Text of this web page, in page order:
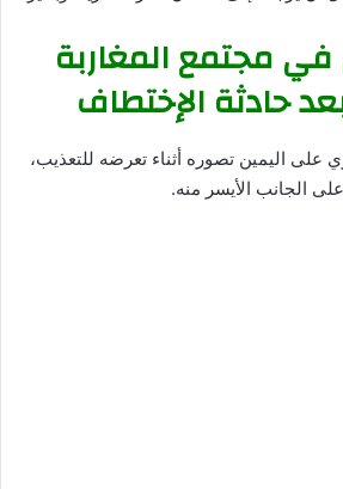
في مجتمع المغاربة
حادثة الإختطاف
اليمين تصوره أثناء تعرضه للتعذيب،
الجانب الأيسر منه.